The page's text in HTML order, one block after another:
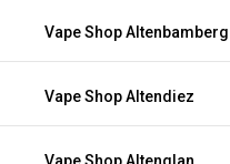
Vape Shop Altenbamberg
Vape Shop Altendiez